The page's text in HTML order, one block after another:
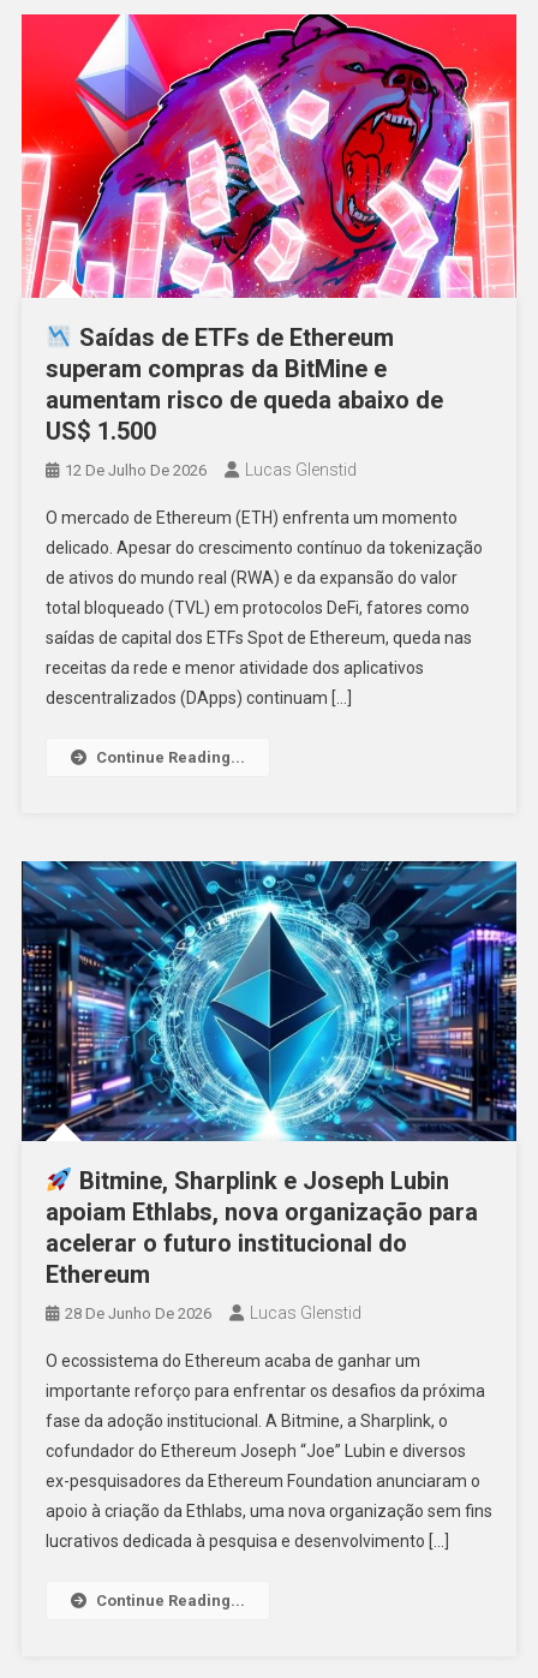
Saídas de ETFs de Ethereum
superam compras da BitMine e
aumentam risco de queda abaixo de
US$ 1.500
12 De Julho De 2026 Lucas Glenstid
O mercado de Ethereum (ETH) enfrenta um momento
delicado. Apesar do crescimento contínuo da tokenização
de ativos do mundo real (RWA) e da expansão do valor
total bloqueado (TVL) em protocolos DeFi, fatores como
saídas de capital dos ETFs Spot de Ethereum, queda nas
receitas da rede e menor atividade dos aplicativos
descentralizados (DApps) continuam […]
Continue Reading...
Bitmine, Sharplink e Joseph Lubin
apoiam Ethlabs, nova organização para
acelerar o futuro institucional do
Ethereum
28 De Junho De 2026 Lucas Glenstid
O ecossistema do Ethereum acaba de ganhar um
importante reforço para enfrentar os desafios da próxima
fase da adoção institucional. A Bitmine, a Sharplink, o
cofundador do Ethereum Joseph “Joe” Lubin e diversos
ex-pesquisadores da Ethereum Foundation anunciaram o
apoio à criação da Ethlabs, uma nova organização sem fins
lucrativos dedicada à pesquisa e desenvolvimento […]
Continue Reading...